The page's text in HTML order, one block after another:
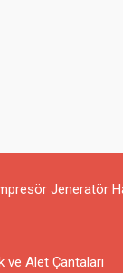
Jeneratör
ve Alet Çantaları